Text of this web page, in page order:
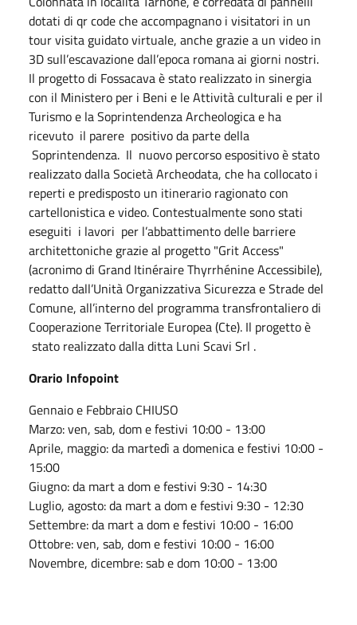
dotati di qr code che accompagnano i visitatori in un
tour visita guidato virtuale, anche grazie a un video in
3D sull’escavazione dall’epoca romana ai giorni nostri.
Il progetto di Fossacava è stato realizzato in sinergia
con il Ministero per i Beni e le Attività culturali e per il
Turismo e la Soprintendenza Archeologica e ha
ricevuto il parere positivo da parte della
Soprintendenza. Il nuovo percorso espositivo è stato
realizzato dalla Società Archeodata, che ha collocato i
reperti e predisposto un itinerario ragionato con
cartellonistica e video. Contestualmente sono stati
eseguiti i lavori per l’abbattimento delle barriere
architettoniche grazie al progetto "Grit Access"
(acronimo di Grand Itinéraire Thyrrhénine Accessibile),
redatto dall’Unità Organizzativa Sicurezza e Strade del
Comune, all’interno del programma transfrontaliero di
Cooperazione Territoriale Europea (Cte). Il progetto è
stato realizzato dalla ditta Luni Scavi Srl .
Orario Infopoint
Gennaio e Febbraio CHIUSO
Marzo: ven, sab, dom e festivi 10:00 - 13:00
Aprile, maggio: da martedì a domenica e festivi 10:00 -
15:00
Giugno: da mart a dom e festivi 9:30 - 14:30
Luglio, agosto: da mart a dom e festivi 9:30 - 12:30
Settembre: da mart a dom e festivi 10:00 - 16:00
Ottobre: ven, sab, dom e festivi 10:00 - 16:00
Novembre, dicembre: sab e dom 10:00 - 13:00